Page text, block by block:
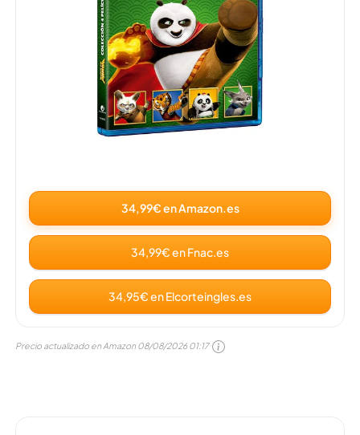
34,99€ en Amazon.es
34,99€ en Fnac.es
34,95€ en Elcorteingles.es
Precio actualizado en Amazon 08/08/2026 01:17